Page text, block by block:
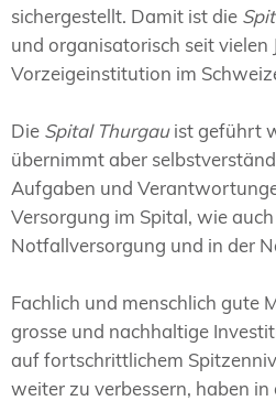
sichergestellt. Damit ist die
und organisatorisch seit vielen
Vorzeigeinstitution im
Die Spital Thurgauist geführt
übernimmt aber
Aufgaben und
Versorgung im Spital, wie
Notfallversorgung und in der
Fachlich und menschlich gute
grosse und nachhaltige
auf fortschrittlichem
weiter zu verbessern, haben in